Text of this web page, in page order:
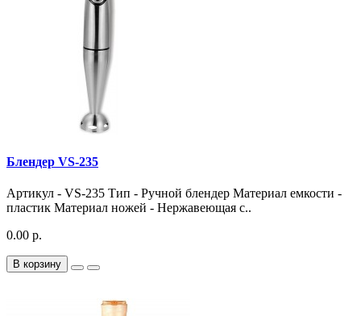
Блендер VS-235
Артикул - VS-235 Тип - Ручной блендер Материал емкости -
пластик Материал ножей - Нержавеющая с..
0.00 р.
В корзину